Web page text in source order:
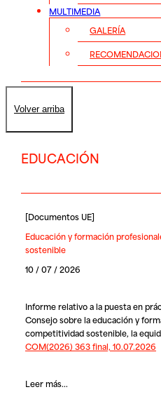
MULTIMEDIA
GALERÍA
Volver arriba
EDUCACIÓN
[Documentos UE]
Educación y formación
sostenible
10 / 07 / 2026
Informe relativo a la puesta en
Consejo sobre la educación y
competitividad sostenible, la
COM(2026) 363 final, 10.07.2026
Leer más...